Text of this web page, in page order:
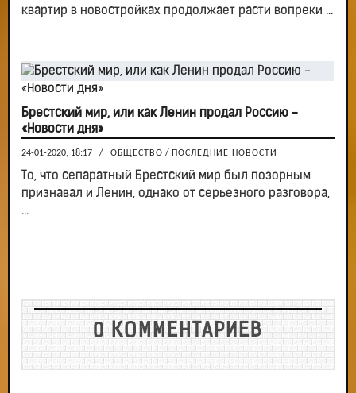
квартир в новостройках продолжает расти вопреки ...
Брестский мир, или как Ленин продал Россию -
«Новости дня»
24-01-2020, 18:17 / ОБЩЕСТВО / ПОСЛЕДНИЕ НОВОСТИ
То, что сепаратный Брестский мир был позорным
признавал и Ленин, однако от серьезного разговора,
...
0 КОММЕНТАРИЕВ